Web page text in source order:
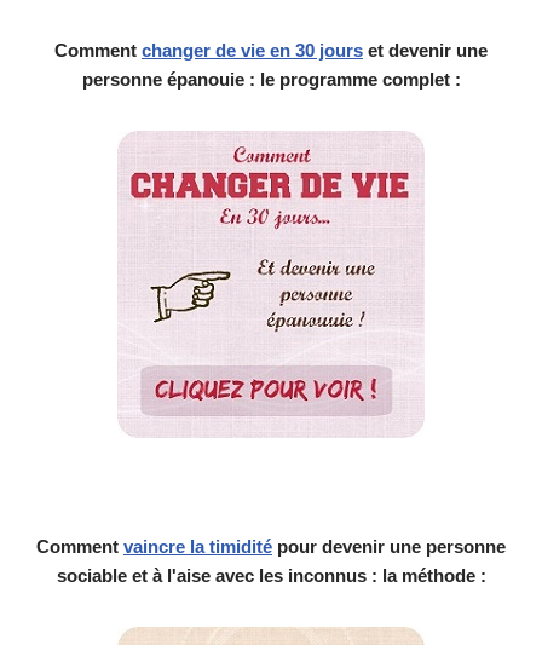
Comment changer de vie en 30 jours et devenir une
personne épanouie : le programme complet :
Comment vaincre la timidité pour devenir une personne
sociable et à l'aise avec les inconnus : la méthode :